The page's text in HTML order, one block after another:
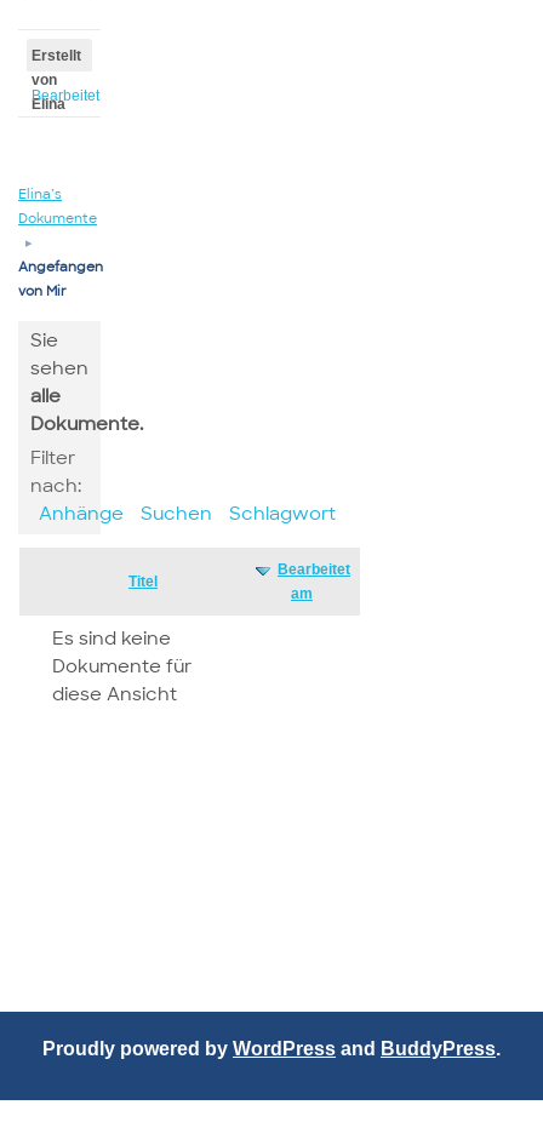
Erstellt
von
Elina
Bearbeitet
Elina’s
Dokumente
▸
Angefangen
von Mir
Sie
sehen
alle
Dokumente.
Filter
nach:
Anhänge
Suchen Schlagwort
Titel
Bearbeitet
am
Es sind keine
Dokumente für
diese Ansicht
Proudly powered by WordPress and BuddyPress.